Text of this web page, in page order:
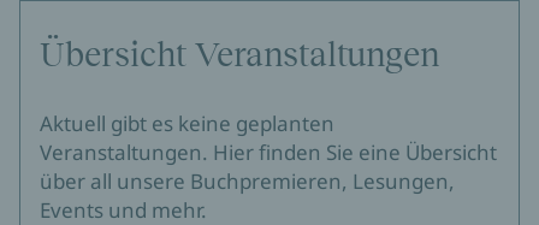
Übersicht Veranstaltungen
Aktuell gibt es keine geplanten
Veranstaltungen. Hier finden Sie eine Übersicht
über all unsere Buchpremieren, Lesungen,
Events und mehr.